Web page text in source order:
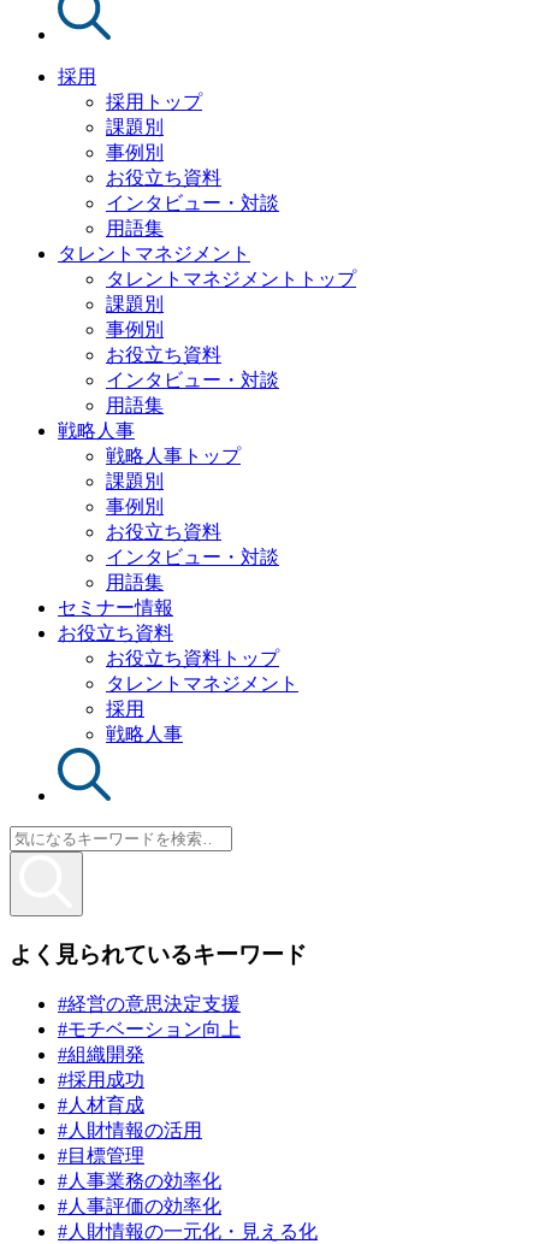
採用
採用トップ
課題別
事例別
お役立ち資料
インタビュー・対談
用語集
タレントマネジメント
タレントマネジメントトップ
課題別
事例別
お役立ち資料
インタビュー・対談
用語集
戦略人事
戦略人事トップ
課題別
事例別
お役立ち資料
インタビュー・対談
用語集
セミナー情報
お役立ち資料
お役立ち資料トップ
タレントマネジメント
採用
戦略人事
よく見られているキーワード
#経営の意思決定支援
#モチベーション向上
#組織開発
#採用成功
#人材育成
#人財情報の活用
#目標管理
#人事業務の効率化
#人事評価の効率化
#人財情報の一元化・見える化